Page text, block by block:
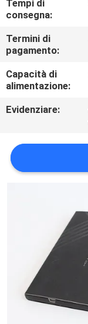
RICHIEDA
UNA
CITAZIONE
DEL
SITO
PRIVACY
Tempi di
consegna:
Termini di
pagamento:
Capacità di
alimentazione:
Evidenziare: